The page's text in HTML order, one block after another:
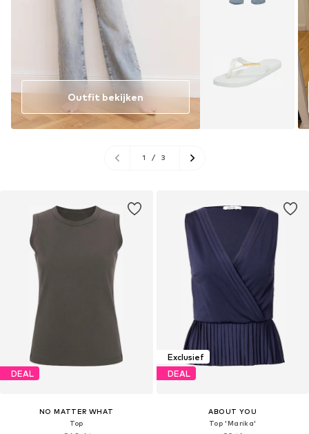
DEAL
NO MATTER WHAT
Top
Exclusief
DEAL
ABOUT YOU
Top 'Marika'
Outfit bekijken
1 / 3